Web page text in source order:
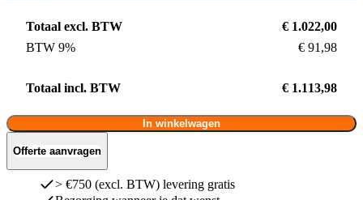
Totaal excl. BTW
€ 1.022,00
BTW 9%
€ 91,98
Totaal incl. BTW € 1.113,98
In winkelwagen
Offerte aanvragen
> €750 (excl. BTW) levering gratis